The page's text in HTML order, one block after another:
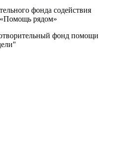
фонда содействия
рядом»
фонд помощи